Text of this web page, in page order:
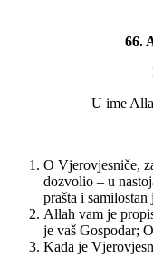
66.
U ime
O Vjerovjesniče,
dozvolio – u
prašta i samilostan
Allah vam je
je vaš Gospodar;
Kada je